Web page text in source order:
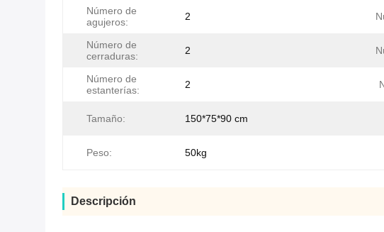
Número de
agujeros:
2
Número de
cerraduras:
2
Número de
estanterías:
2
Tamaño: 150*75*90 cm
Peso: 50kg
Descripción